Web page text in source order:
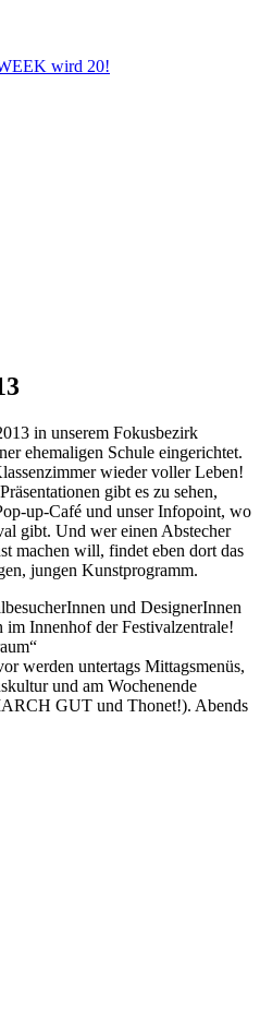
wird 20!
in unserem Fokusbezirk
ehemaligen Schule eingerichtet.
wieder voller Leben!
gibt es zu sehen,
up-Café und unser Infopoint, wo
gibt. Und wer einen Abstecher
machen will, findet eben dort das
jungen Kunstprogramm.
und DesignerInnen
Innenhof der Festivalzentrale!
werden untertags Mittagsmenüs,
und am Wochenende
GUT und Thonet!). Abends